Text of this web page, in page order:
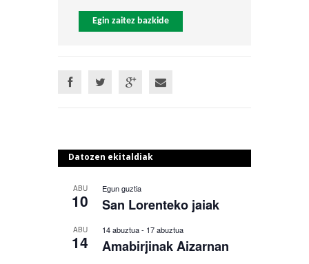
Egin zaitez bazkide
Datozen ekitaldiak
ABU
10
Egun guztia
San Lorenteko jaiak
ABU
14
14 abuztua- 17 abuztua
Amabirjinak Aizarnan